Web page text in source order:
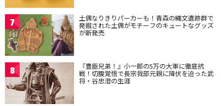
7 土偶なりきりパーカーも！青森の縄文遺跡群で
発掘された土偶がモチーフのキュートなグッズ
が新発売
8 『豊臣兄弟！』小一郎の5万の大軍に徹底抗
戦！切腹覚悟で長宗我部元親に降伏を迫った武
将・谷忠澄の生涯